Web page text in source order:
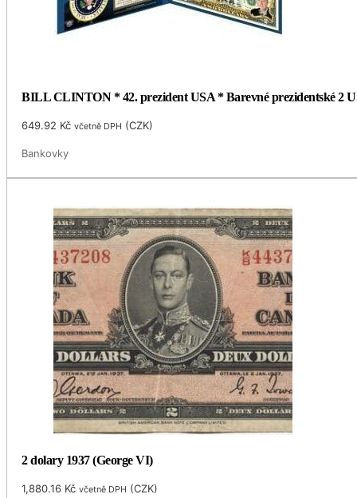
BILL CLINTON * 42. prezident USA * Barevné prezidentské 2
649.92 Kč včetně DPH (CZK)
Bankovky
2 dolary 1937 (George VI)
1,880.16 Kč včetně DPH (CZK)